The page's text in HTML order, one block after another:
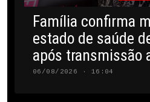
Família confirma
estado de saúde
após transmissão
06/08/2026 · 16:04